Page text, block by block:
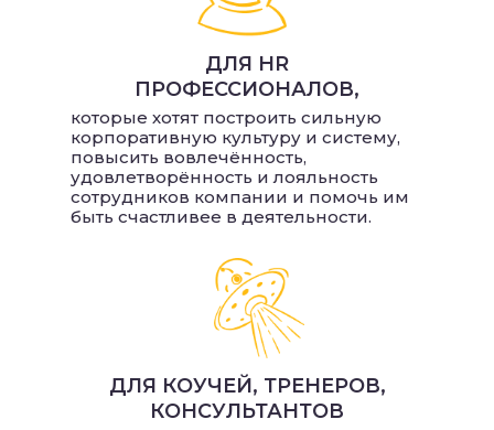
которые хотят построить сильную
корпоративную культуру и систему,
повысить вовлечённость,
удовлетворённость и лояльность
сотрудников компании и помочь им
быть счастливее в деятельности.
ДЛЯ HR
ПРОФЕССИОНАЛОВ,
ДЛЯ КОУЧЕЙ, ТРЕНЕРОВ,
КОНСУЛЬТАНТОВ